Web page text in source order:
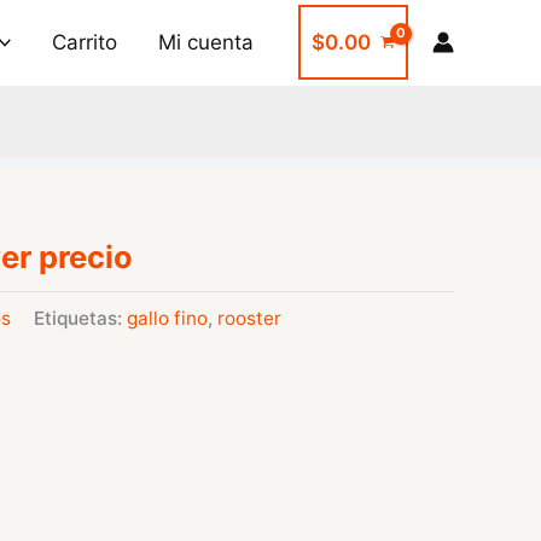
Carrito Mi cuenta $0.00
precio
Etiquetas: gallo fino, rooster